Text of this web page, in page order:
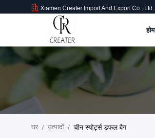
Xiamen Creater Import And Export Co., Ltd.
होम
घर / उत्पादों / चीन स्पोर्ट्स डफल बैग